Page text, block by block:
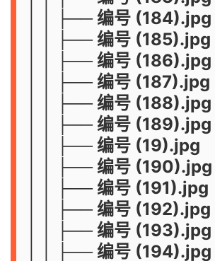
│ │ ├── 编号 (184).jpg
│ │ ├── 编号 (185).jpg
│ │ ├── 编号 (186).jpg
│ │ ├── 编号 (187).jpg
│ │ ├── 编号 (188).jpg
│ │ ├── 编号 (189).jpg
│ │ ├── 编号 (19).jpg
│ │ ├── 编号 (190).jpg
│ │ ├── 编号 (191).jpg
│ │ ├── 编号 (192).jpg
│ │ ├── 编号 (193).jpg
│ │ ├── 编号 (194).jpg